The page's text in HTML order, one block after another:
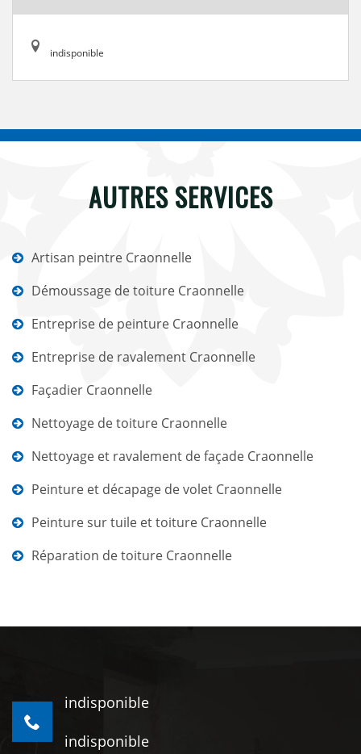
indisponible
AUTRES SERVICES
Artisan peintre Craonnelle
Démoussage de toiture Craonnelle
Entreprise de peinture Craonnelle
Entreprise de ravalement Craonnelle
Façadier Craonnelle
Nettoyage de toiture Craonnelle
Nettoyage et ravalement de façade Craonnelle
Peinture et décapage de volet Craonnelle
Peinture sur tuile et toiture Craonnelle
Réparation de toiture Craonnelle
indisponible
indisponible